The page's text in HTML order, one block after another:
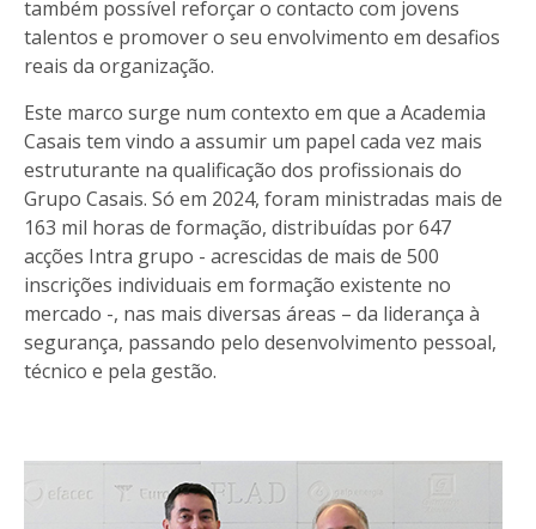
também possível reforçar o contacto com jovens
talentos e promover o seu envolvimento em desafios
reais da organização.
Este marco surge num contexto em que a Academia
Casais tem vindo a assumir um papel cada vez mais
estruturante na qualificação dos profissionais do
Grupo Casais. Só em 2024, foram ministradas mais de
163 mil horas de formação, distribuídas por 647
acções Intra grupo - acrescidas de mais de 500
inscrições individuais em formação existente no
mercado -, nas mais diversas áreas – da liderança à
segurança, passando pelo desenvolvimento pessoal,
técnico e pela gestão.